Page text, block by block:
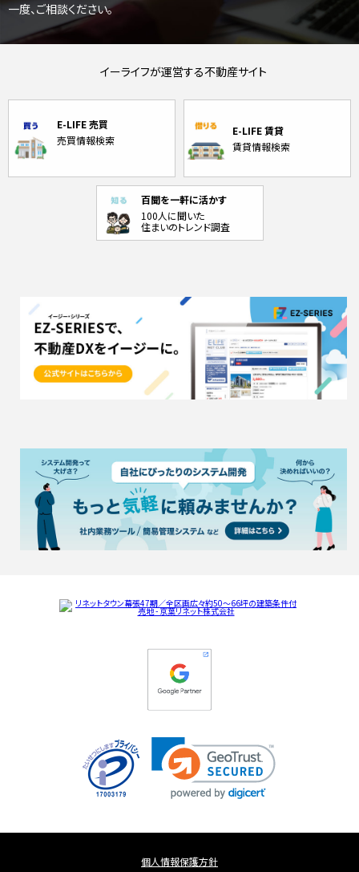
一度、ご相談ください。
イーライフが運営する不動産サイト
E-LIFE 売買
売買情報検索
E-LIFE 賃貸
賃貸情報検索
百聞を一軒に活かす
100人に聞いた
住まいのトレンド調査
個人情報保護方針